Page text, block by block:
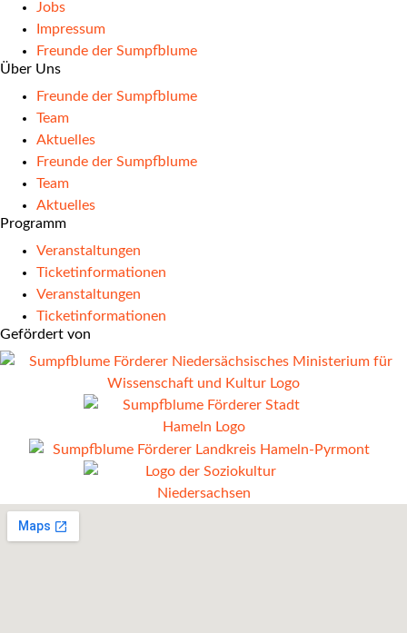
Jobs
Impressum
Freunde der Sumpfblume
Über Uns
Freunde der Sumpfblume
Team
Aktuelles
Freunde der Sumpfblume
Team
Aktuelles
Programm
Veranstaltungen
Ticketinformationen
Veranstaltungen
Ticketinformationen
Gefördert von